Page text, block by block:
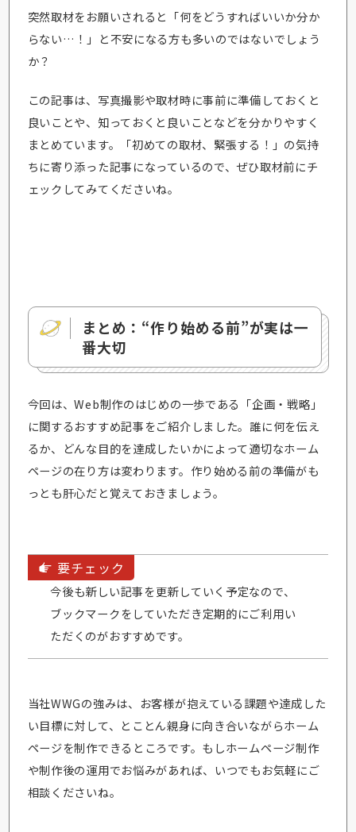
突然取材をお願いされると「何をどうすればいいか分か
らない…！」と不安になる方も多いのではないでしょう
か？
この記事は、写真撮影や取材時に事前に準備しておくと
良いことや、知っておくと良いことなどを分かりやすく
まとめています。「初めての取材、緊張する！」の気持
ちに寄り添った記事になっているので、ぜひ取材前にチ
ェックしてみてくださいね。
まとめ：“作り始める前”が実は一
番大切
今回は、Web制作のはじめの一歩である「企画・戦略」
に関するおすすめ記事をご紹介しました。誰に何を伝え
るか、どんな目的を達成したいかによって適切なホーム
ページの在り方は変わります。作り始める前の準備がも
っとも肝心だと覚えておきましょう。
要チェック
今後も新しい記事を更新していく予定なので、
ブックマークをしていただき定期的にご利用い
ただくのがおすすめです。
当社WWGの強みは、お客様が抱えている課題や達成した
い目標に対して、とことん親身に向き合いながらホーム
ページを制作できるところです。もしホームページ制作
や制作後の運用でお悩みがあれば、いつでもお気軽にご
相談くださいね。